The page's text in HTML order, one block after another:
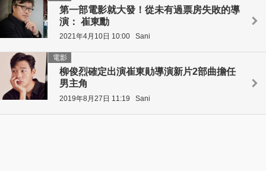
第一部電影就大發！從未有過票房失敗的導
演： 崔東勳
2021年4月10日 10:00 Sani
柳俊烈確定出演崔東勛導演新片2部曲擔任
男主角
電影
2019年8月27日 11:19 Sani